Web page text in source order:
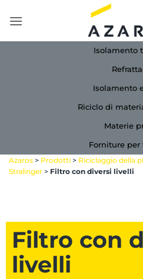
Isolamento
Isolamento
Riciclo di
Materie
Forniture per
Azaros > Prodotti > Riciclaggio della
Stralinger > Filtro con diversi livelli
Filtro con
livelli